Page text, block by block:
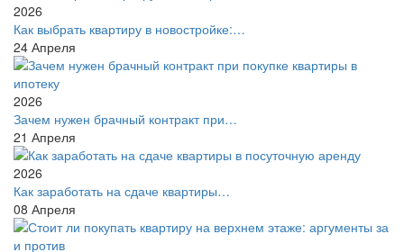
2026
Как выбрать квартиру в новостройке:…
24 Апреля
2026
Зачем нужен брачный контракт при…
21 Апреля
2026
Как заработать на сдаче квартиры…
08 Апреля